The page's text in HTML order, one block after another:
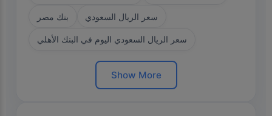
بنك مصر سعر الريال السعودي
سعر الريال السعودي اليوم في البنك الأهلي
Show More